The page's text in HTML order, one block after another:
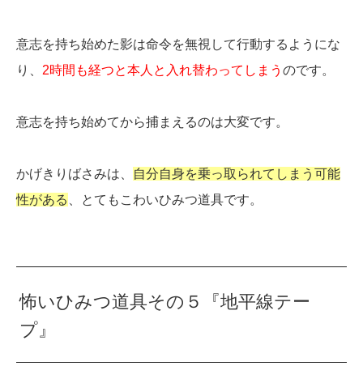
意志を持ち始めた影は命令を無視して行動するようにな
り、 2時間も経つと本人と入れ替わってしまう のです。
意志を持ち始めてから捕まえるのは大変です。
かげきりばさみは、
自分自身を乗っ取られてしまう可能
性がある 、とてもこわいひみつ道具です。
怖いひみつ道具その５『地平線テー
プ』